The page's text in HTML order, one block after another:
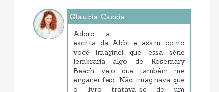
Glaucia Cassia
Adoro a
escrita da Abbi e assim como
você imaginei que essa série
lembraria algo de Rosemary
Beach, vejo que também me
enganei feio. Não imaginava que
o livro tratava-se de um